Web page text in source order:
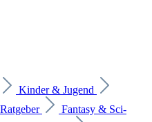
Kinder & Jugend
Fantasy & Sci-